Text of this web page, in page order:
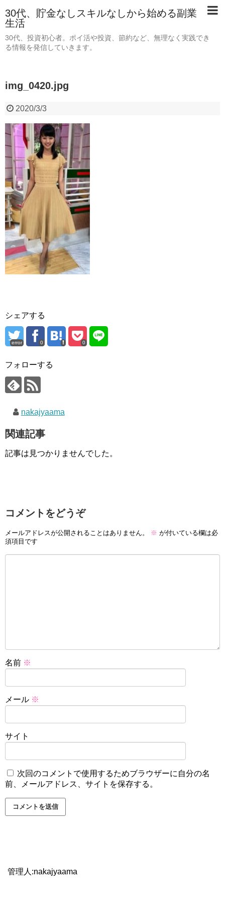
30代、貯金なしスキルなしから始める副業
生活
30代、投資初心者。ポイ活や投資、節約など、無理なく実践でき
る情報を発信していきます。
img_0420.jpg
2020/3/3
シェアする
error 0 0
フォローする
nakajyaama
関連記事
記事は見つかりませんでした。
コメントをどうぞ
メールアドレスが公開されることはありません。 ※ が付いている欄は必
須項目です
名前 ※
メール ※
サイト
次回のコメントで使用するためブラウザーに自分の名
前、メールアドレス、サイトを保存する。
管理人:nakajyaama